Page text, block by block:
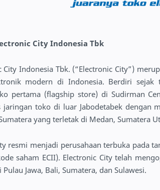
City Indonesia Tbk
City Indonesia Tbk. (“Electronic City”)
modern di Indonesia. Berdiri sejak
pertama (flagship store) di Sudirman
jaringan toko di luar Jabodetabek dengan
yang terletak di Medan, Sumatera
resmi menjadi perusahaan terbuka pada
saham ECII). Electronic City telah
Jawa, Bali, Sumatera, dan Sulawesi.